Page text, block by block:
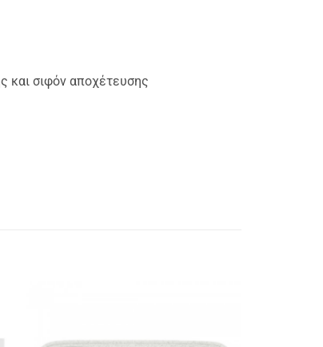
και σιφόν αποχέτευσης